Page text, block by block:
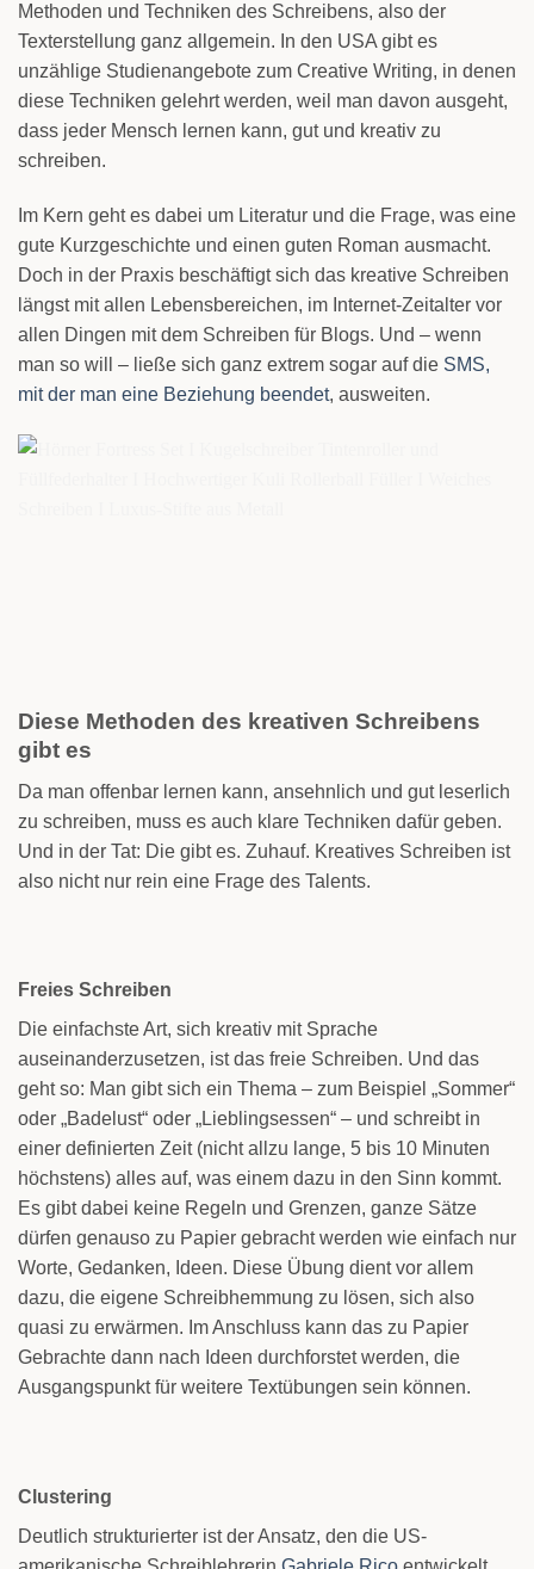
Methoden und Techniken des Schreibens, also der
Texterstellung ganz allgemein. In den USA gibt es
unzählige Studienangebote zum Creative Writing, in denen
diese Techniken gelehrt werden, weil man davon ausgeht,
dass jeder Mensch lernen kann, gut und kreativ zu
schreiben.
Im Kern geht es dabei um Literatur und die Frage, was eine
gute Kurzgeschichte und einen guten Roman ausmacht.
Doch in der Praxis beschäftigt sich das kreative Schreiben
längst mit allen Lebensbereichen, im Internet-Zeitalter vor
allen Dingen mit dem Schreiben für Blogs. Und – wenn
man so will – ließe sich ganz extrem sogar auf die SMS,
mit der man eine Beziehung beendet, ausweiten.
Diese Methoden des kreativen Schreibens
gibt es
Da man offenbar lernen kann, ansehnlich und gut leserlich
zu schreiben, muss es auch klare Techniken dafür geben.
Und in der Tat: Die gibt es. Zuhauf. Kreatives Schreiben ist
also nicht nur rein eine Frage des Talents.
Freies Schreiben
Die einfachste Art, sich kreativ mit Sprache
auseinanderzusetzen, ist das freie Schreiben. Und das
geht so: Man gibt sich ein Thema – zum Beispiel „Sommer“
oder „Badelust“ oder „Lieblingsessen“ – und schreibt in
einer definierten Zeit (nicht allzu lange, 5 bis 10 Minuten
höchstens) alles auf, was einem dazu in den Sinn kommt.
Es gibt dabei keine Regeln und Grenzen, ganze Sätze
dürfen genauso zu Papier gebracht werden wie einfach nur
Worte, Gedanken, Ideen. Diese Übung dient vor allem
dazu, die eigene Schreibhemmung zu lösen, sich also
quasi zu erwärmen. Im Anschluss kann das zu Papier
Gebrachte dann nach Ideen durchforstet werden, die
Ausgangspunkt für weitere Textübungen sein können.
Clustering
Deutlich strukturierter ist der Ansatz, den die US-